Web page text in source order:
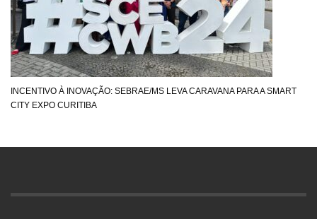
INCENTIVO À INOVAÇÃO: SEBRAE/MS LEVA CARAVANA PARA A SMART
CITY EXPO CURITIBA